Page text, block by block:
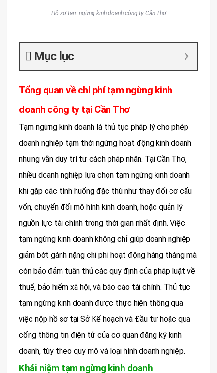
Hồ sơ tạm ngừng kinh doanh công ty Cần Thơ
Mục lục
Tổng quan về chi phí tạm ngừng kinh
doanh công ty tại Cần Thơ
Tạm ngừng kinh doanh là thủ tục pháp lý cho phép
doanh nghiệp tạm thời ngừng hoạt động kinh doanh
nhưng vẫn duy trì tư cách pháp nhân. Tại Cần Thơ,
nhiều doanh nghiệp lựa chọn tạm ngừng kinh doanh
khi gặp các tình huống đặc thù như thay đổi cơ cấu
vốn, chuyển đổi mô hình kinh doanh, hoặc quản lý
nguồn lực tài chính trong thời gian nhất định. Việc
tạm ngừng kinh doanh không chỉ giúp doanh nghiệp
giảm bớt gánh nặng chi phí hoạt động hàng tháng mà
còn bảo đảm tuân thủ các quy định của pháp luật về
thuế, bảo hiểm xã hội, và báo cáo tài chính. Thủ tục
tạm ngừng kinh doanh được thực hiện thông qua
việc nộp hồ sơ tại Sở Kế hoạch và Đầu tư hoặc qua
cổng thông tin điện tử của cơ quan đăng ký kinh
doanh, tùy theo quy mô và loại hình doanh nghiệp.
Khái niệm tạm ngừng kinh doanh